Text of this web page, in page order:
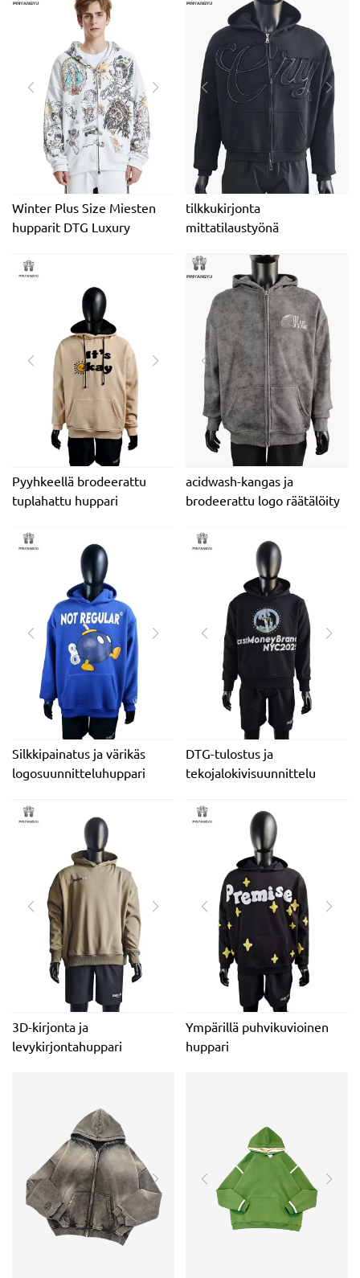
musta miesten nahkainen
hupullinen takki Streetwear
patch-hupparit miehille
Winter Plus Size Miesten
hupparit DTG Luxury
Logo Tyhjä Sweatshirt 100%
Puuvilla Unisex
vetoketjullinen huppari
tilkkukirjonta
mittatilaustyönä
vetoketjullinen huppari
Pyyhkeellä brodeerattu
tuplahattu huppari
acidwash-kangas ja
brodeerattu logo räätälöity
Silkkipainatus ja värikäs
logosuunnitteluhuppari
DTG-tulostus ja
tekojalokivisuunnittelu
3D-kirjonta ja
levykirjontahuppari
Ympärillä puhvikuvioinen
huppari